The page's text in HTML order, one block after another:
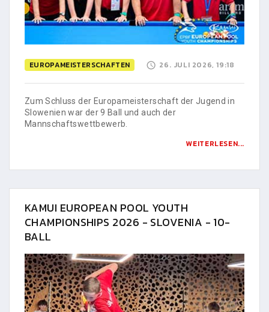
EUROPAMEISTERSCHAFTEN 26. JULI 2026, 19:18
Zum Schluss der Europameisterschaft der Jugend in
Slowenien war der 9 Ball und auch der
Mannschaftswettbewerb.
WEITERLESEN...
KAMUI EUROPEAN POOL YOUTH
CHAMPIONSHIPS 2026 - SLOVENIA - 10-
BALL